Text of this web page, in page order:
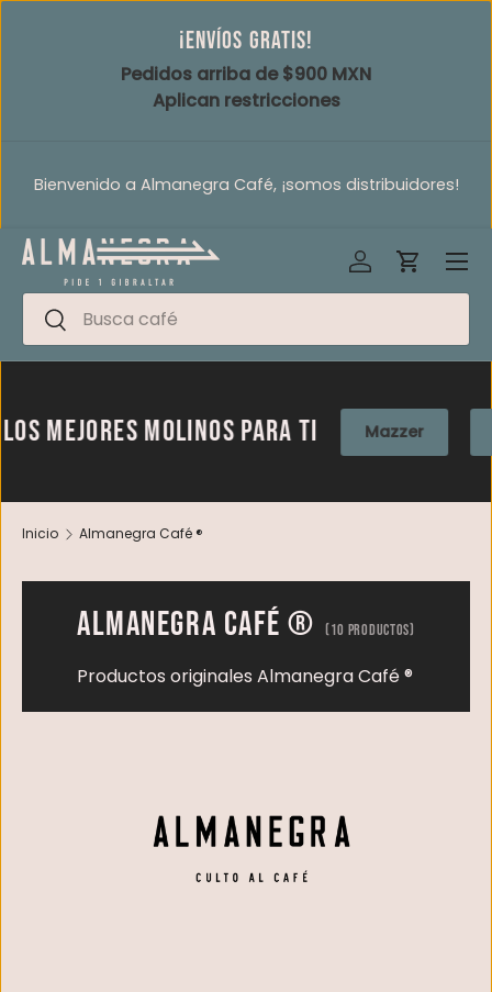
¡Envíos gratis!
Pedidos arriba de $900 MXN
Aplican restricciones
Bienvenido a Almanegra Café, ¡somos distribuidores!
Buscar
Buscar
Iniciar sesión
Carrito
molinos para ti Mazzer
Inicio Almanegra Café ®
Almanegra Café ® (10 productos)
Productos originales Almanegra Café ®